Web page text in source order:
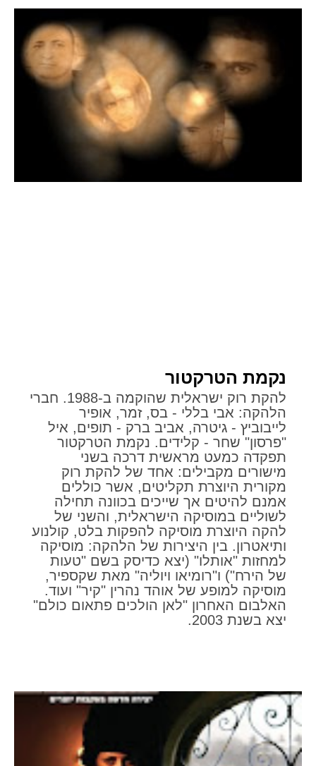
נקמת הטרקטור
להקת רוק ישראלית שהוקמה ב-1988. חברי
הלהקה: אבי בללי - בס, זמר, אופיר
לייבוביץ - גיטרה, אביב ברק - תופים, איל
"פרסון" שחר - קלידים. נקמת הטרקטור
תפקדה כמעט מראשית דרכה בשני
מישורים מקבילים: אחד של להקת רוק
מקורית היוצרת תקליטים, אשר כוללים
אמנם להיטים אך שייכים בכוונה תחילה
לשוליים במוסיקה הישראלית, והשני של
להקה היוצרת מוסיקה להפקות בלט, קולנוע
ותיאטרון. בין היצירות של הלהקה: מוסיקה
למחזות "אותלו" (יצא כדיסק בשם "טעות
של הירח") ו"רומיאו ויוליה" מאת שקספיר,
מוסיקה למופע של אוהד נהרין "קיר" ועוד.
האלבום האחרון "לאן הולכים פתאום כולם"
יצא בשנת 2003.